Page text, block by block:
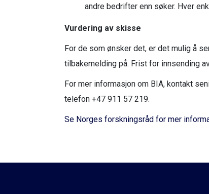
andre bedrifter enn søker. Hver
Vurdering av skisse
For de som ønsker det, er det mulig å
tilbakemelding på. Frist for innsending
For mer informasjon om BIA, kontakt
telefon +47 911 57 219.
Se Norges forskningsråd for mer